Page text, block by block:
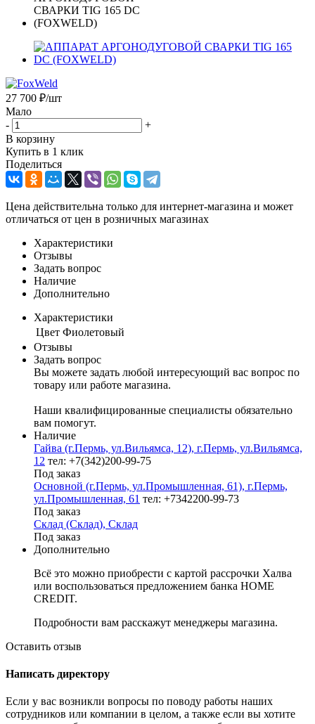
27 700 ₽/шт
Мало
-
+
В корзину
Купить в 1 клик
Поделиться
Цена действительна только для интернет-магазина и может
отличаться от цен в розничных магазинах
Характеристики
Отзывы
Задать вопрос
Наличие
Дополнительно
Характеристики
Цвет Фиолетовый
Отзывы
Задать вопрос
Вы можете задать любой интересующий вас вопрос по
товару или работе магазина.
Наши квалифицированные специалисты обязательно
вам помогут.
Наличие
Гайва (г.Пермь, ул.Вильямса, 12), г.Пермь, ул.Вильямса,
12 тел: +7(342)200-99-75
Под заказ
Основной (г.Пермь, ул.Промышленная, 61), г.Пермь,
ул.Промышленная, 61 тел: +7342200-99-73
Под заказ
Склад (Склад), Склад
Под заказ
Дополнительно
Всё это можно приобрести с картой рассрочки Халва
или воспользоваться предложением банка HOME
CREDIT.
Подробности вам расскажут менеджеры магазина.
Оставить отзыв
Написать директору
Если у вас возникли вопросы по поводу работы наших
сотрудников или компании в целом, а также если вы хотите